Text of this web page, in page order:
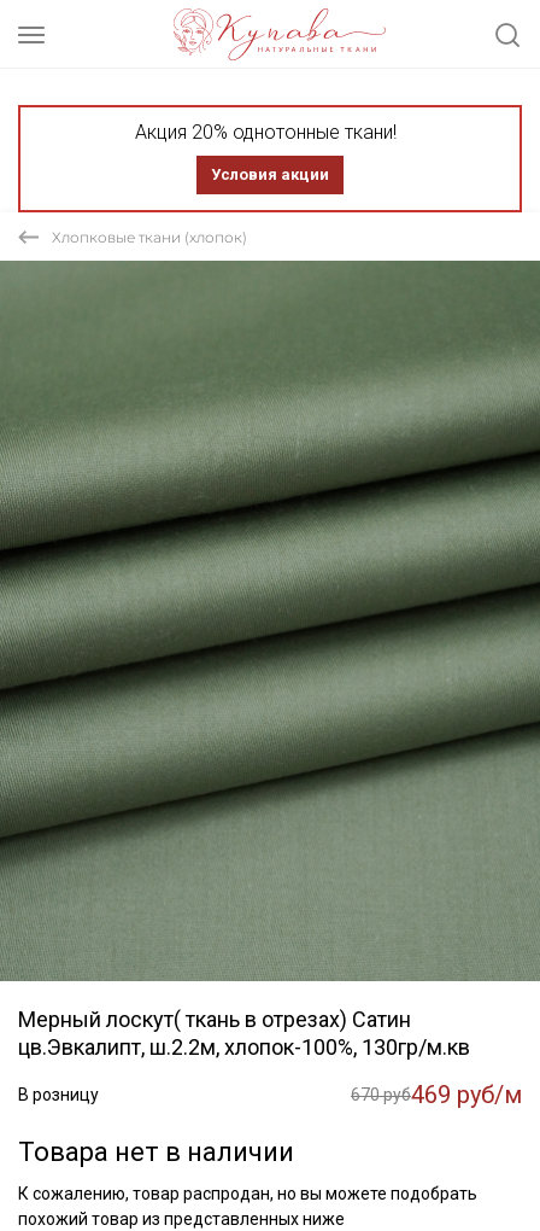
Акция 20% однотонные ткани!
Условия акции
Хлопковые ткани (хлопок)
Мерный лоскут( ткань в отрезах) Сатин
цв.Эвкалипт, ш.2.2м, хлопок-100%, 130гр/м.кв
В розницу 670 руб469 руб/м
Товара нет в наличии
К сожалению, товар распродан, но вы можете подобрать
похожий товар из представленных ниже